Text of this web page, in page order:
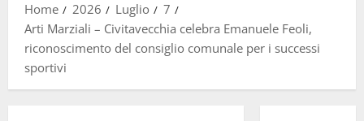
Home
2026 Luglio
7
Arti Marziali – Civitavecchia celebra Emanuele Feoli,
riconoscimento del consiglio comunale per i successi
sportivi